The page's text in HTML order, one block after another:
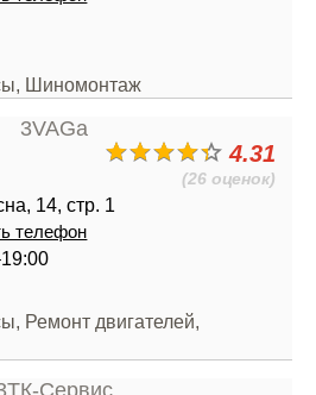
Шиномонтаж
4.31
(26 оценок)
14, стр. 1
телефон
Ремонт двигателей,